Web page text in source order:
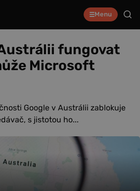
Menu
fungovat
Microsoft
Google v Austrálii zablokuje
s jistotou ho...